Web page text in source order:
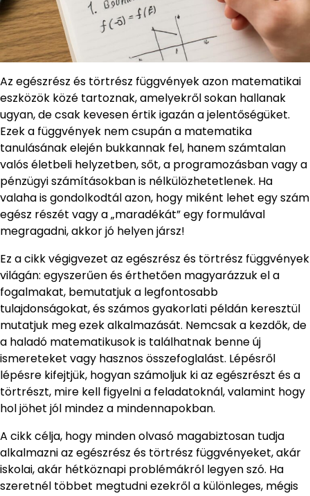
Az egészrész és törtrész függvények azon matematikai
eszközök közé tartoznak, amelyekről sokan hallanak
ugyan, de csak kevesen értik igazán a jelentőségüket.
Ezek a függvények nem csupán a matematika
tanulásának elején bukkannak fel, hanem számtalan
valós életbeli helyzetben, sőt, a programozásban vagy a
pénzügyi számításokban is nélkülözhetetlenek. Ha
valaha is gondolkodtál azon, hogy miként lehet egy szám
egész részét vagy a „maradékát” egy formulával
megragadni, akkor jó helyen jársz!
Ez a cikk végigvezet az egészrész és törtrész függvények
világán: egyszerűen és érthetően magyarázzuk el a
fogalmakat, bemutatjuk a legfontosabb
tulajdonságokat, és számos gyakorlati példán keresztül
mutatjuk meg ezek alkalmazását. Nemcsak a kezdők, de
a haladó matematikusok is találhatnak benne új
ismereteket vagy hasznos összefoglalást. Lépésről
lépésre kifejtjük, hogyan számoljuk ki az egészrészt és a
törtrészt, mire kell figyelni a feladatoknál, valamint hogy
hol jöhet jól mindez a mindennapokban.
A cikk célja, hogy minden olvasó magabiztosan tudja
alkalmazni az egészrész és törtrész függvényeket, akár
iskolai, akár hétköznapi problémákról legyen szó. Ha
szeretnél többet megtudni ezekről a különleges, mégis